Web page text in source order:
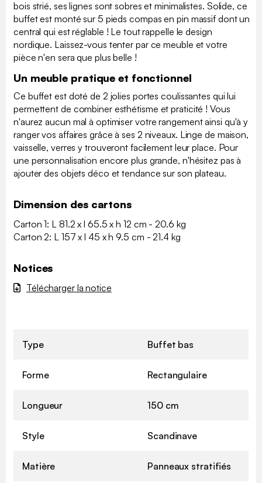
bois strié, ses lignes sont sobres et minimalistes. Solide, ce
buffet est monté sur 5 pieds compas en pin massif dont un
central qui est réglable ! Le tout rappelle le design
nordique. Laissez-vous tenter par ce meuble et votre
pièce n'en sera que plus belle !
Un meuble pratique et fonctionnel
Ce buffet est doté de 2 jolies portes coulissantes qui lui
permettent de combiner esthétisme et praticité ! Vous
n'aurez aucun mal à optimiser votre rangement ainsi qu'à y
ranger vos affaires grâce à ses 2 niveaux. Linge de maison,
vaisselle, verres y trouveront facilement leur place. Pour
une personnalisation encore plus grande, n'hésitez pas à
ajouter des objets déco et tendance sur son plateau.
Dimension des cartons
Carton 1: L 81.2 x l 65.5 x h 12 cm - 20.6 kg
Carton 2: L 157 x l 45 x h 9.5 cm - 21.4 kg
Notices
Télécharger la notice
Type Buffet bas
Forme Rectangulaire
Longueur 150 cm
Style Scandinave
Matière Panneaux stratifiés